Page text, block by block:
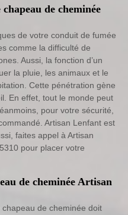
de cheminée
de votre conduit de fumée
comme la difficulté de
Aussi, la fonction d’un
la pluie, les animaux et le
Cette pénétration gène
En effet, tout le monde peut
pour votre sécurité,
Artisan Lenfant est
faites appel à Artisan
pour placer votre
de cheminée Artisan
chapeau de cheminée doit